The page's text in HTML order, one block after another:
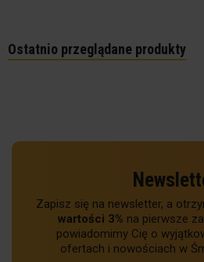
Ostatnio przeglądane produkty
Zapisz się na newsletter, a
wartości 3% na pierwsze
powiadomimy Cię o
ofertach i nowościach w